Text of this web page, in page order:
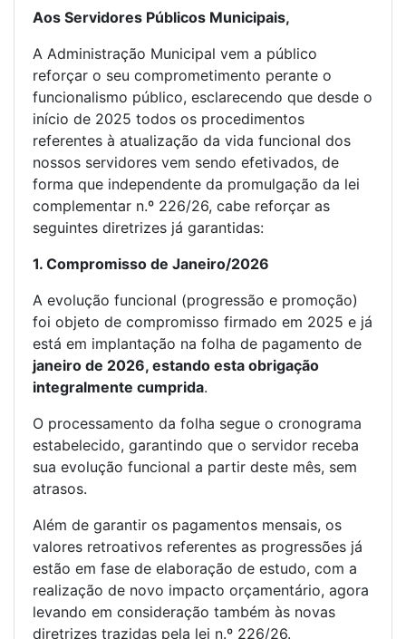
Aos Servidores Públicos Municipais,
A Administração Municipal vem a público
reforçar o seu comprometimento perante o
funcionalismo público, esclarecendo que desde o
início de 2025 todos os procedimentos
referentes à atualização da vida funcional dos
nossos servidores vem sendo efetivados, de
forma que independente da promulgação da lei
complementar n.º 226/26, cabe reforçar as
seguintes diretrizes já garantidas:
1. Compromisso de Janeiro/2026
A evolução funcional (progressão e promoção)
foi objeto de compromisso firmado em 2025 e já
está em implantação na folha de pagamento de
janeiro de 2026, estando esta obrigação
integralmente cumprida.
O processamento da folha segue o cronograma
estabelecido, garantindo que o servidor receba
sua evolução funcional a partir deste mês, sem
atrasos.
Além de garantir os pagamentos mensais, os
valores retroativos referentes as progressões já
estão em fase de elaboração de estudo, com a
realização de novo impacto orçamentário, agora
levando em consideração também às novas
diretrizes trazidas pela lei n.º 226/26.